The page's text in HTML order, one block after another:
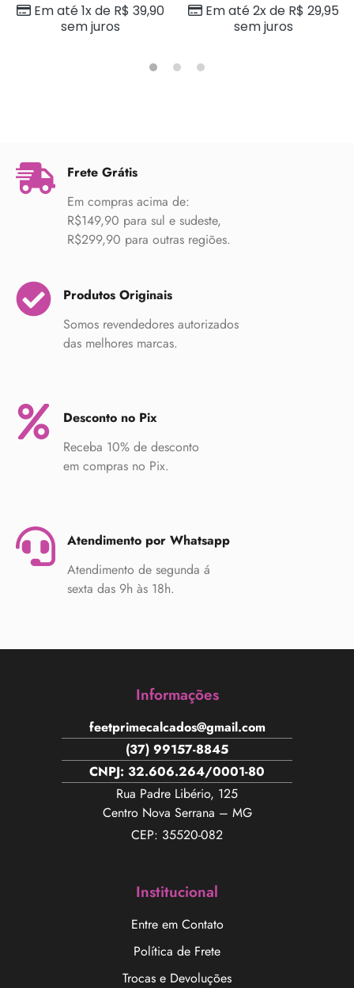
Em até 1x de R$ 39,90
sem juros
Em até 2x de R$ 29,95
sem juros
Frete Grátis
Em compras acima de:
R$149,90 para sul e sudeste,
R$299,90 para outras regiões.
Produtos Originais
Somos revendedores autorizados
das melhores marcas.
Desconto no Pix
Receba 10% de desconto
em compras no Pix.
Atendimento por Whatsapp
Atendimento de segunda á
sexta das 9h às 18h.
Informações
feetprimecalcados@gmail.com
(37) 99157-8845
CNPJ: 32.606.264/0001-80
Rua Padre Libério, 125
Centro Nova Serrana – MG
CEP: 35520-082
Institucional
Entre em Contato
Política de Frete
Trocas e Devoluções